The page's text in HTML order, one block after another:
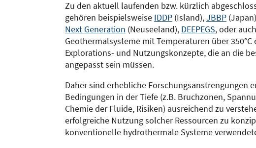
Zu den aktuell laufenden bzw. kürzlich
gehören beispielsweise IDDP (Island),JBBP
Next Generation (Neuseeland), DEEPEGS, oder auch
Geothermalsysteme mit Temperaturen über
Explorations- und Nutzungskonzepte, die an die
angepasst sein müssen.
Daher sind erhebliche Forschungsanstrengungen
Bedingungen in der Tiefe (z.B. Bruchzonen,
Chemie der Fluide, Risiken) ausreichend zu
erfolgreiche Nutzung solcher Ressourcen zu
konventionelle hydrothermale Systeme